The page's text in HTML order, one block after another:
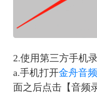
2.使用第三方手机
a.手机打开金舟音
面之后点击【音频